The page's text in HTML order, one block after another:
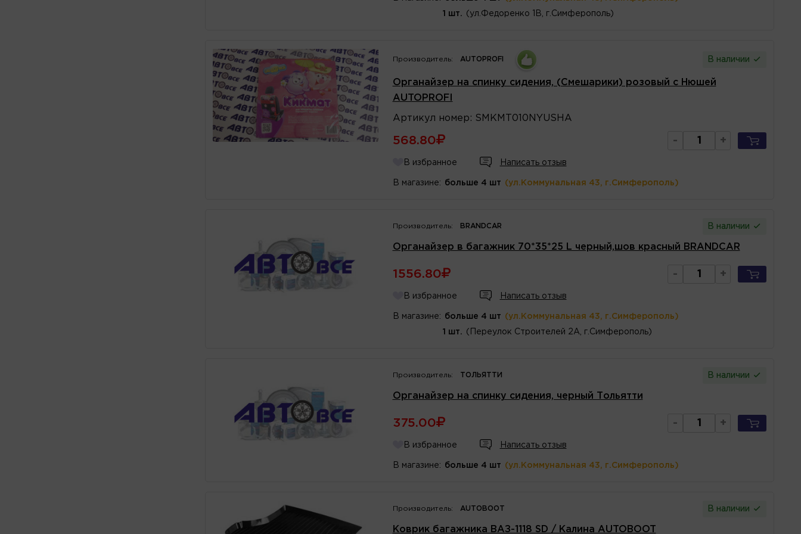
1 шт. (ул.Федоренко 1В, г.Симферополь)
Производитель: AUTOPROFI В наличии
Органайзер на спинку сидения, (Смешарики) розовый с Нюшей
AUTOPROFI
Артикул номер : SMKMT010NYUSHA
568.80 - +
В избранное Написать отзыв
В магазине: больше 4 шт (ул.Коммунальная 43, г.Симферополь)
Производитель: BRANDCAR В наличии
Органайзер в багажник 70*35*25 L черный,шов красный BRANDCAR
1556.80 - +
В избранное Написать отзыв
В магазине: больше 4 шт (ул.Коммунальная 43, г.Симферополь)
1 шт. (Переулок Строителей 2А, г.Симферополь)
Производитель: ТОЛЬЯТТИ В наличии
Органайзер на спинку сидения, черный Тольятти
375.00 - +
В избранное Написать отзыв
В магазине: больше 4 шт (ул.Коммунальная 43, г.Симферополь)
Производитель: AUTOBOOT В наличии
Коврик багажника ВАЗ-1118 SD / Калина AUTOBOOT